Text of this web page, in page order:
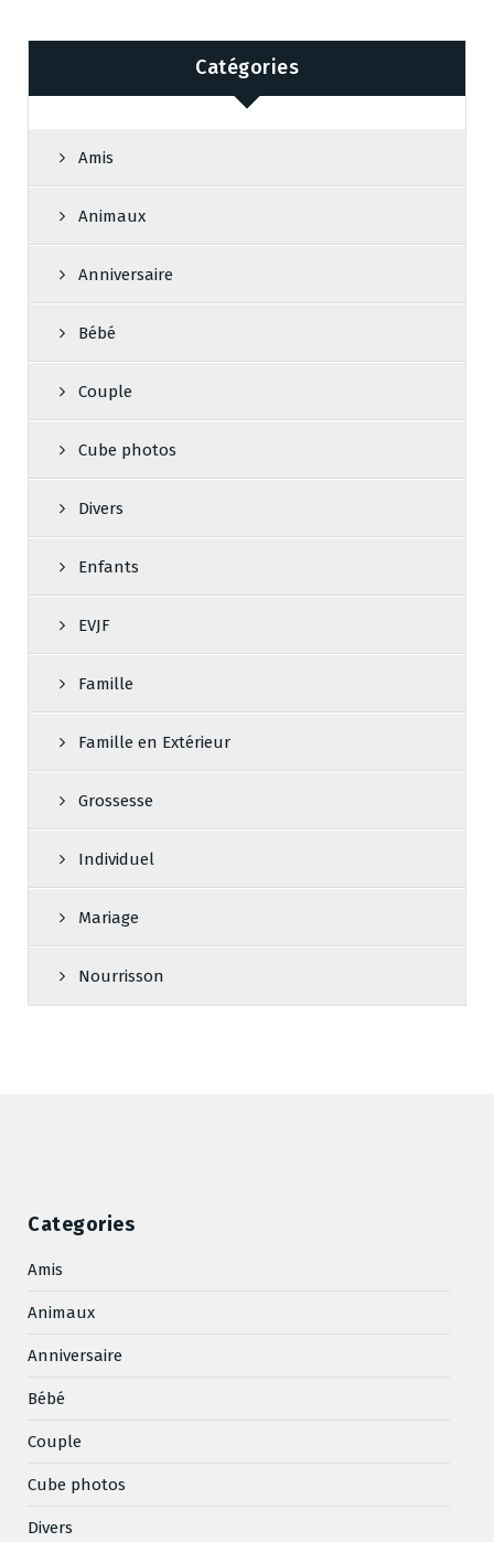
Catégories
Amis
Animaux
Anniversaire
Bébé
Couple
Cube photos
Divers
Enfants
EVJF
Famille
Famille en Extérieur
Grossesse
Individuel
Mariage
Nourrisson
Categories
Amis
Animaux
Anniversaire
Bébé
Couple
Cube photos
Divers